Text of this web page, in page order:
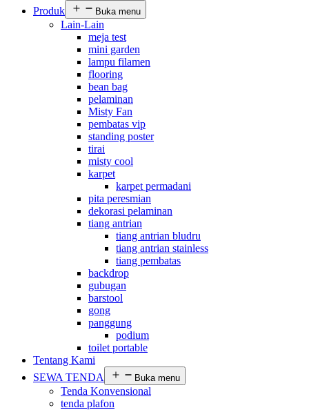
Produk
Buka menu
Lain-Lain
meja test
mini garden
lampu filamen
flooring
bean bag
pelaminan
Misty Fan
pembatas vip
standing poster
tirai
misty cool
karpet
karpet permadani
pita peresmian
dekorasi pelaminan
tiang antrian
tiang antrian bludru
tiang antrian stainless
tiang pembatas
backdrop
gubugan
barstool
gong
panggung
podium
toilet portable
Tentang Kami
SEWA TENDA
Buka menu
Tenda Konvensional
tenda plafon